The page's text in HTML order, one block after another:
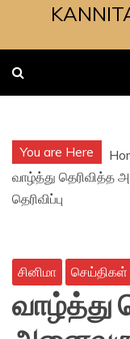
You are Here
வாழ்த்து தெரிவித்த
தெரிவிப்பு
சினிமா செய்திகள்
வாழ்த்து